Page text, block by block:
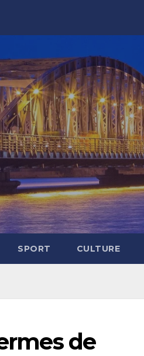
SPORT CULTURE
de